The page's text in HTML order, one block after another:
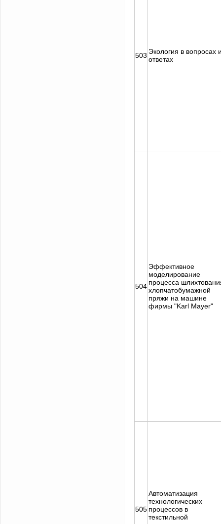
503 Экология в вопросах
ответах
504
Эффективное
моделирование
процесса
хлопчатобумажной
пряжи на машине
фирмы "Karl Mayer"
505
Автоматизация
технологических
процессов в
текстильной